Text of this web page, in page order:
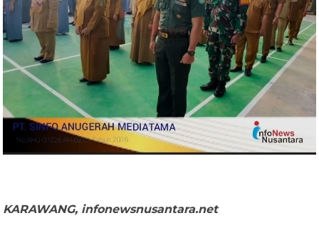
KARAWANG, infonewsnusantara.net